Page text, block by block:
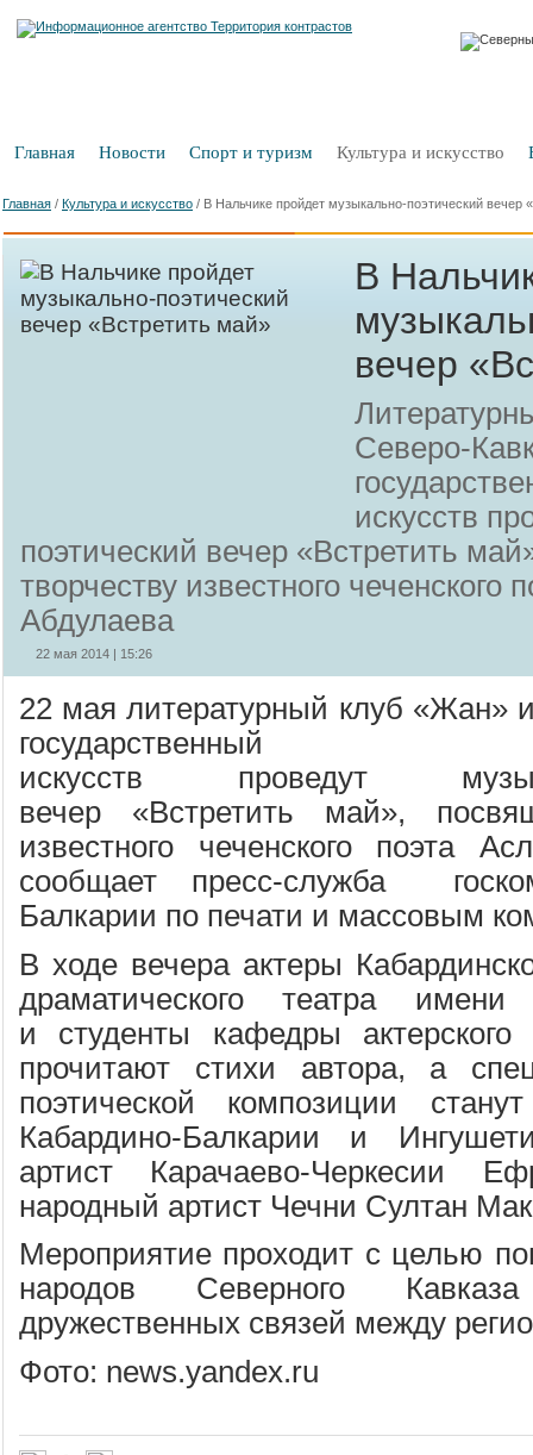
Главная Новости Спорт и туризм Культура и искусство
Главная / Культура и искусство / В Нальчике пройдет музыкально-поэтический вечер
В
вечер
Северо-
искусств
поэтический вечер «Встретить
творчеству известного чеченского
Абдулаева
22 мая 2014 | 15:26
22 мая литературный клуб «Жан»
искусств проведут
вечер «Встретить май»,
известного чеченского поэта
сообщает пресс-служба
Балкарии по печати и массовым
В ходе вечера актеры
драматического театра
и студенты кафедры
прочитают стихи автора, а
поэтической композиции
Кабардино-Балкарии и
артист Карачаево-Черкесии
народный артист Чечни Султан
Мероприятие проходит с целью
народов Северного
дружественных связей между
Фото: news.yandex.ru